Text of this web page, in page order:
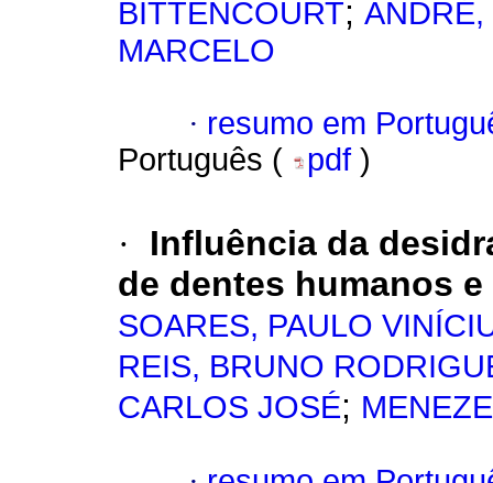
BITTENCOURT; ANDRÉ,
MARCELO
· resumo em
Português (
pdf )
·
Influência da
de dentes humanos
SOARES, PAULO
REIS, BRUNO
CARLOS JOSÉ;